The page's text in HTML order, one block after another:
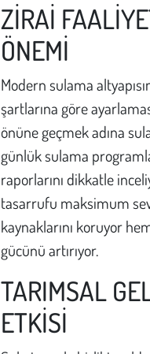
ZİRAİ
ÖNEMİ
Modern sulama
şartlarına göre
önüne geçmek adına
günlük sulama
raporlarını dikkatle
tasarrufu maksimum
kaynaklarını koruyor
gücünü artırıyor.
TARIMSAL
ETKİSİ